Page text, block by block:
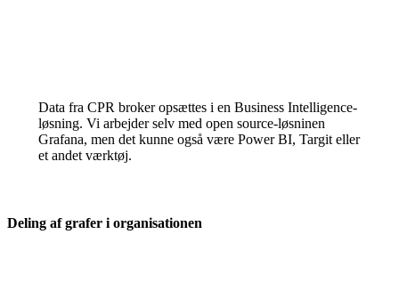
Data fra CPR broker opsættes i en Business Intelligence-
løsning. Vi arbejder selv med open source-løsninen
Grafana, men det kunne også være Power BI, Targit eller
et andet værktøj.
Deling af grafer i organisationen